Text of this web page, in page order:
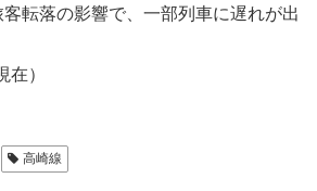
転落の影響で、一部列車に遅れが出
在）
高崎線